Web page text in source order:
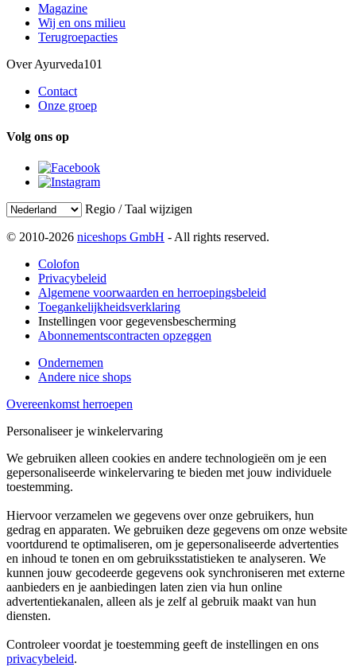
Magazine
Wij en ons milieu
Terugroepacties
Over Ayurveda101
Contact
Onze groep
Volg ons op
Regio / Taal wijzigen
© 2010-2026 niceshops GmbH - All rights reserved.
Colofon
Privacybeleid
Algemene voorwaarden en herroepingsbeleid
Toegankelijkheidsverklaring
Instellingen voor gegevensbescherming
Abonnementscontracten opzeggen
Ondernemen
Andere nice shops
Overeenkomst herroepen
Personaliseer je winkelervaring
We gebruiken alleen cookies en andere technologieën om je een
gepersonaliseerde winkelervaring te bieden met jouw individuele
toestemming.
Hiervoor verzamelen we gegevens over onze gebruikers, hun
gedrag en apparaten. We gebruiken deze gegevens om onze website
voortdurend te optimaliseren, om je gepersonaliseerde advertenties
en inhoud te tonen en om gebruiksstatistieken te analyseren. We
kunnen jouw gecodeerde gegevens ook synchroniseren met externe
aanbieders en je aanbiedingen laten zien via hun online
advertentiekanalen, alleen als je zelf al gebruik maakt van hun
diensten.
Controleer voordat je toestemming geeft de instellingen en ons
privacybeleid.